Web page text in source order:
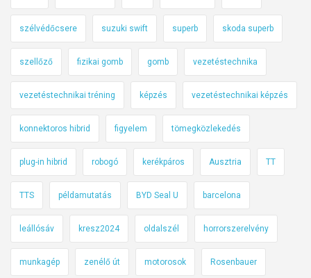
szélvédőcsere suzuki swift superb skoda superb
szellőző fizikai gomb gomb vezetéstechnika
vezetéstechnikai tréning képzés vezetéstechnikai képzés
konnektoros hibrid figyelem tömegközlekedés
plug-in hibrid robogó kerékpáros Ausztria TT
TTS példamutatás BYD Seal U barcelona
leállósáv kresz2024 oldalszél horrorszerelvény
munkagép zenélő út motorosok Rosenbauer